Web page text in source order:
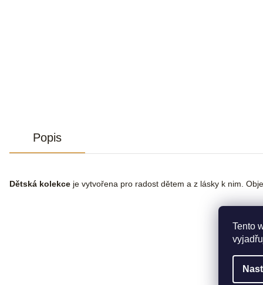
Tento
Popis
Dětská kolekce je vytvořena pro radost dětem a z lásky k nim.